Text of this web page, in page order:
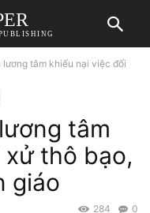
lương tâm khiếu nại việc đối
tâm
thô bạo,
giáo
0
284